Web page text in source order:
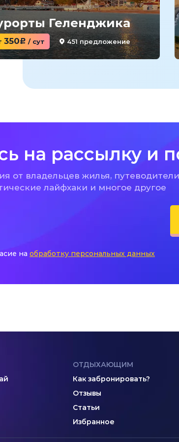
Геленджика
350c / сут 451 предложение
на рассылку и
от владельцев жилья,
лайфхаки и многое другое
на обработку персональных данных
ОТДЫХАЮЩИМ
Как забронировать?
Отзывы
Статьи
Избранное